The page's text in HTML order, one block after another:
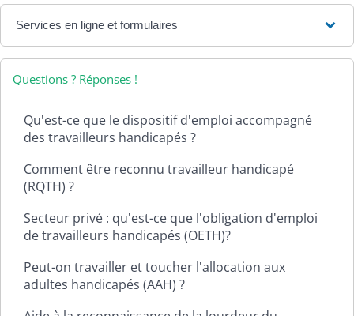
Services en ligne et formulaires
Questions ? Réponses !
Qu'est-ce que le dispositif d'emploi accompagné
des travailleurs handicapés ?
Comment être reconnu travailleur handicapé
(RQTH) ?
Secteur privé : qu'est-ce que l'obligation d'emploi
de travailleurs handicapés (OETH)?
Peut-on travailler et toucher l'allocation aux
adultes handicapés (AAH) ?